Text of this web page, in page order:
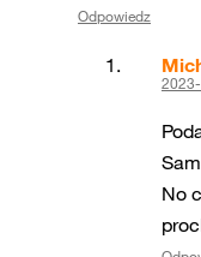
Odpowiedz
No